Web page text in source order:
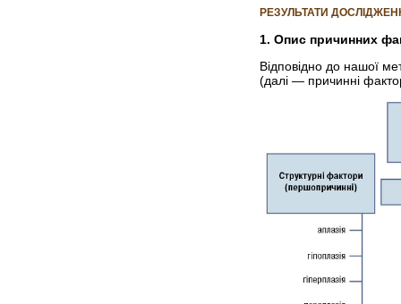
РЕЗУЛЬТАТИ
1. Опис причинних
Відповідно до нашої
(далі — причинні